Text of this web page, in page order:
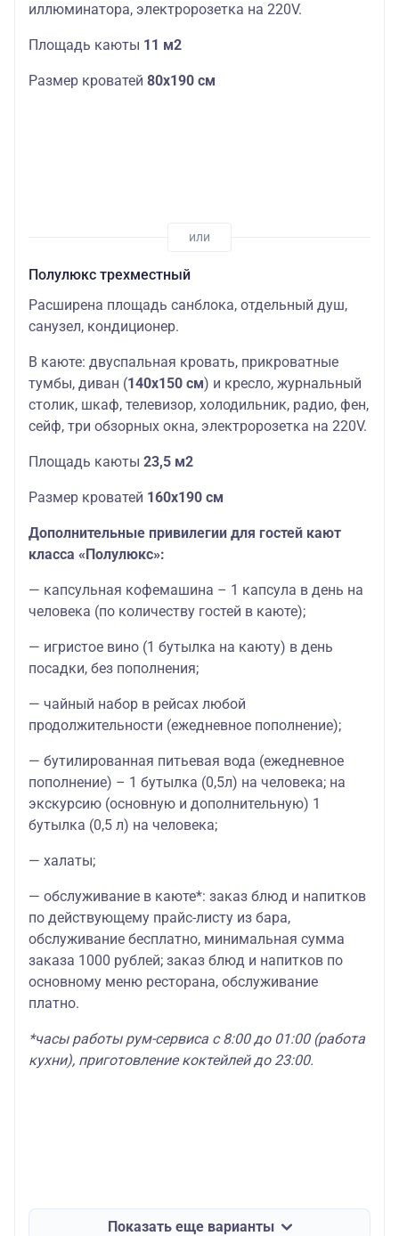
иллюминатора, электророзетка на 220V.
Площадь каюты 11 м2
Размер кроватей 80х190 см
Полулюкс трехместный
Расширена площадь санблока, отдельный душ,
санузел, кондиционер.
В каюте: двуспальная кровать, прикроватные
тумбы, диван (140х150 см) и кресло, журнальный
столик, шкаф, телевизор, холодильник, радио, фен,
сейф, три обзорных окна, электророзетка на 220V.
Площадь каюты 23,5 м2
Размер кроватей 160х190 см
Дополнительные привилегии для гостей кают
класса «Полулюкс»:
— капсульная кофемашина – 1 капсула в день на
человека (по количеству гостей в каюте);
— игристое вино (1 бутылка на каюту) в день
посадки, без пополнения;
— чайный набор в рейсах любой
продолжительности (ежедневное пополнение);
— бутилированная питьевая вода (ежедневное
пополнение) – 1 бутылка (0,5л) на человека; на
экскурсию (основную и дополнительную) 1
бутылка (0,5 л) на человека;
— халаты;
— обслуживание в каюте*: заказ блюд и напитков
по действующему прайс-листу из бара,
обслуживание бесплатно, минимальная сумма
заказа 1000 рублей; заказ блюд и напитков по
основному меню ресторана, обслуживание
платно.
*часы работы рум-сервиса с 8:00 до 01:00 (работа
кухни), приготовление коктейлей до 23:00.
Показать еще варианты